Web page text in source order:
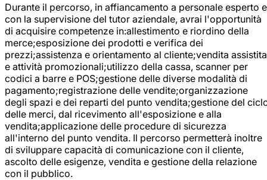
Durante il percorso, in affiancamento a personale esperto e
con la supervisione del tutor aziendale, avrai l'opportunità
di acquisire competenze in:allestimento e riordino della
merce;esposizione dei prodotti e verifica dei
prezzi;assistenza e orientamento al cliente;vendita assistita
e attività promozionali;utilizzo della cassa, scanner per
codici a barre e POS;gestione delle diverse modalità di
pagamento;registrazione delle vendite;organizzazione
degli spazi e dei reparti del punto vendita;gestione del
delle merci, dal ricevimento all'esposizione e alla
vendita;applicazione delle procedure di sicurezza
all'interno del punto vendita. Il percorso permetterà inoltre
di sviluppare capacità di comunicazione con il cliente,
ascolto delle esigenze, vendita e gestione della relazione
con il pubblico.